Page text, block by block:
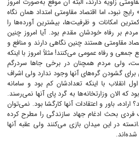
نبود، اما اقتصاد مقاومتی امتداد همان نگاه
امکانات و ظرفیت‌ها، بیشترین آورده‌ها را
بر رفاه خودشان مقدم بود. آیا امروز چنین
مقاومتی هستند چنین نگاهی دارند و منافع و
جمعی و رفاه عمومی می‌کنند! مثلاً امروز با اینکه
ولی مردم همچنان در برخی جا‌ها سردرگم
گشودن گره‌های آنها وجود ندارد ولی اشراف
انقلاب با اینکه تعدادشان کم بود و سامانه
که الان وزارتخانه‌ها به گرد پای آنها نمی‌رسند.
باور و اعتقادات آنها کارگشا بود. نمی‌توان
بحث ادغام جهاد سازندگی را مطرح کرده
در این میدان بازی می‌کنند ولی عقبه آنها
شده‌اند.